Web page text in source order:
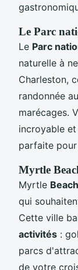
Le Parc
Le Parc
naturelle à
Charleston,
randonnée
marécages.
incroyable
parfaite
Myrtle
Myrtle Beach
qui
Cette ville
activités :
parcs
de votre